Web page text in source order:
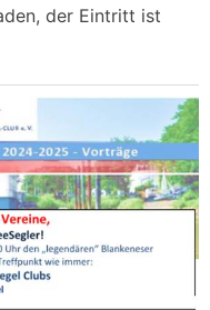
der Eintritt ist